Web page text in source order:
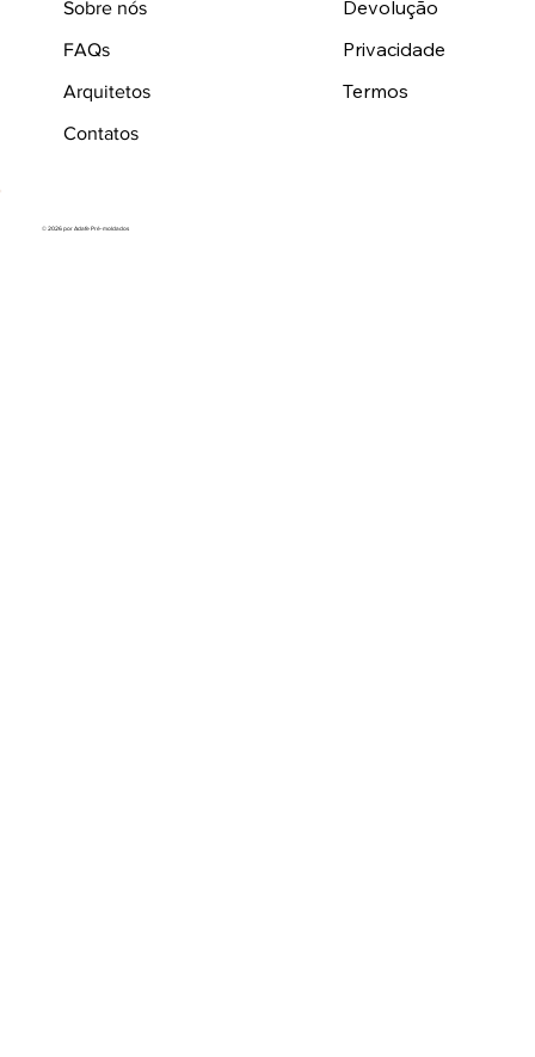
Sobre nós
FAQs
Arquitetos
Contatos
Devolução
Privacidade
Termos
© 2026 por Adafe Pré-moldados